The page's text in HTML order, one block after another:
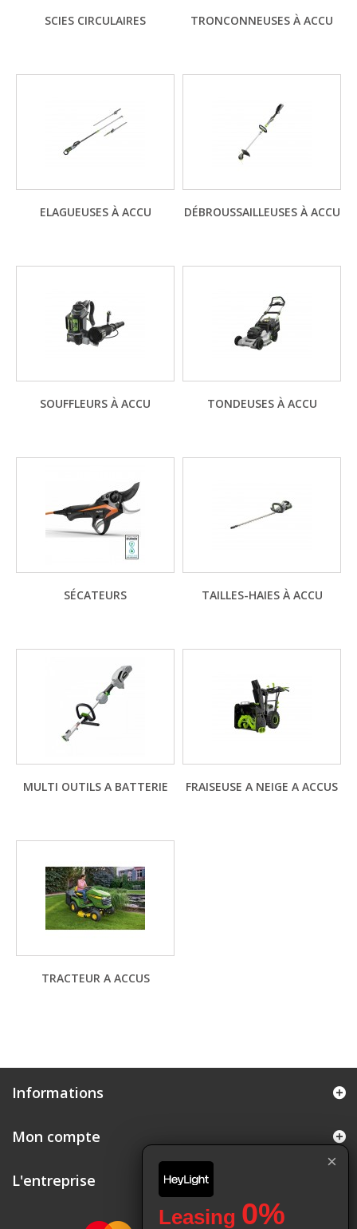
SCIES CIRCULAIRES TRONCONNEUSES À ACCU
ELAGUEUSES À ACCU DÉBROUSSAILLEUSES À ACCU
SOUFFLEURS À ACCU TONDEUSES À ACCU
SÉCATEURS TAILLES-HAIES À ACCU
MULTI OUTILS A BATTERIE FRAISEUSE A NEIGE A ACCUS
TRACTEUR A ACCUS
Informations
Mon compte
L'entreprise
×
Leasing 0%